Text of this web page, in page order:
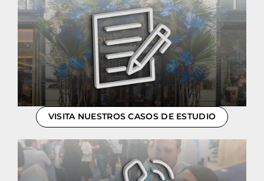
VISITA NUESTROS CASOS DE ESTUDIO